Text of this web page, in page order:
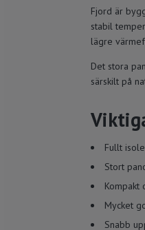
Fjord är
stabil
lägre
Det stora
särskilt på
Fullt
Stort
Kompakt
Mycket
Snabb